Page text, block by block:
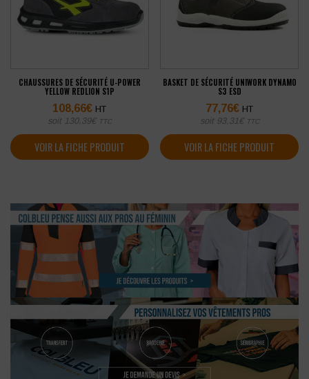
CHAUSSURES DE SÉCURITÉ U-POWER
YELLOW REDLION S1P
108,66€ HT
soit 130,39€ TTC
VOIR LA FICHE PRODUIT
BASKET DE SÉCURITÉ UNIWORK DYNAMO
S3 ESD
77,76€ HT
soit 93,31 € TTC
VOIR LA FICHE PRODUIT